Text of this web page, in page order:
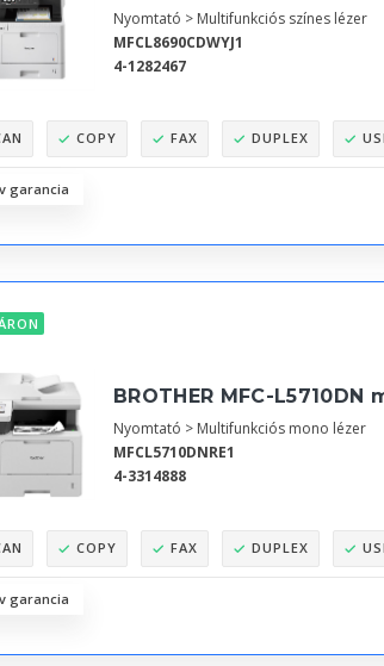
Nyomtató > Multifunkciós színes lézer
MFCL8690CDWYJ1
4-1282467
COPY FAX DUPLEX
garancia
BROTHER MFC-
Nyomtató > Multifunkciós mono lézer
MFCL5710DNRE1
4-3314888
COPY FAX DUPLEX
garancia